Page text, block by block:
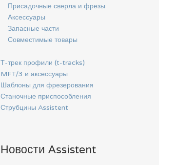
Присадочные сверла и фрезы
Аксессуары
Запасные части
Совместимые товары
Т-трек профили (t-tracks)
MFT/3 и аксессуары
Шаблоны для фрезерования
Станочные приспособления
Струбцины Assistent
Новости Assistent